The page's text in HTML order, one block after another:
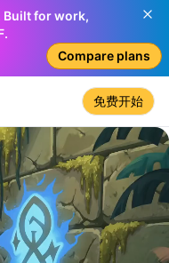
Built for work,
Compare plans
免费开始